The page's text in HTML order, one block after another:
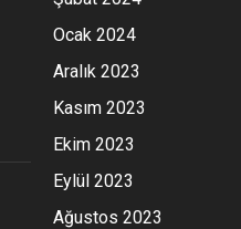
Ocak 2024
Aralık 2023
Kasım 2023
Ekim 2023
Eylül 2023
Ağustos 2023